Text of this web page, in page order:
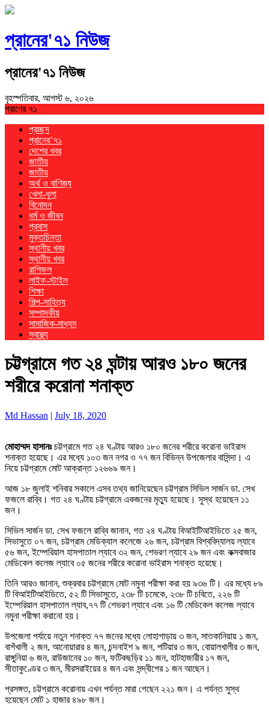
প্রানের'৭১ নিউজ
প্রানের'৭১ নিউজ
বৃহস্পতিবার, আগস্ট ৬, ২০২৬
প্রাণের ৭১
প্রচ্ছদ
প্রানের’৭১
দেশের খবর
জাতীয়
জাতীয়
অর্থ ও বাণিজ্য
খেলা-ধুলা
বিনোদন
ধর্ম ও জীবন
প্রবাস
মুক্তচিন্তা
স্থানীয় খবর
স্থানীয় খবর
রাশিফল
লাইফ-স্টাইল
শিক্ষা
শিল্প-সাহিত্য
সম্পাদকীয়
সামাজিক-মাধ্যম
স্বাস্থ্য
চট্টগ্রামে গত ২৪ ঘন্টায় আরও ১৮০ জনের
শরীরে করোনা শনাক্ত
Md Hassan | July 18, 2020
মোহাম্মদ হাসানঃচট্টগ্রামে গত ২৪ ঘণ্টায় আরও ১৮০ জনের শরীরে করোনা ভাইরাস
শনাক্ত হয়েছে। এর মধ্যে ১০৩ জন নগর ও ৭৭ জন বিভিন্ন উপজেলার বাসিন্দা। এ
নিয়ে চট্টগ্রামে মোট আক্রান্ত ১২৬৬৯ জন।
আজ ১৮ জুলাই শনিবার সকালে এসব তথ্য জানিয়েছেন চট্টগ্রাম সিভিল সার্জন ডা. সেখ
ফজলে রাব্বি। গত ২৪ ঘণ্টায় চট্টগ্রামে একজনের মৃত্যু হয়েছে। সুস্থ হয়েছেন ১১
জন।
সিভিল সার্জন ডা. সেখ ফজলে রাব্বি জানান, গত ২৪ ঘণ্টায় বিআইটিআইডিতে ২৫ জন,
সিভাসুতে ০৭ জন, চট্টগ্রাম মেডিক্যাল কলেজে ২৬ জন, চট্টগ্রাম বিশ্ববিদ্যালয় ল্যাবে
৫৬ জন, ইম্পেরিয়াল হাসপাতাল ল্যাবে ৩২ জন, শেভরণ ল্যাবে ২৯ জন এবং কক্সবাজার
মেডিকেল কলেজ ল্যাবে ০৫ জনের শরীরে করোনা ভাইরাস শনাক্ত হয়েছে।
তিনি আরও জানান, শুক্রবার চট্টগ্রামে মোট নমুনা পরীক্ষা করা হয় ৯৩৬ টি। এর মধ্যে ৮৯
টি বিআইটিআইডিতে, ৫২ টি সিভাসুতে, ২৩৮ টি চমেকে, ২৩৮ টি চবিতে, ২২৬ টি
ইম্পেরিয়াল হাসপাতাল ল্যাব,৭৭ টি শেভরণ ল্যাবে এবং ১৬ টি মেডিকেল কলেজ ল্যাবে
নমুনা পরীক্ষা করানো হয়।
উপজেলা পর্যায়ে নতুন শনাক্ত ৭৭ জনের মধ্যে লোহাগাড়ায় ৩ জন, সাতকানিয়ায় ১ জন,
বাশঁখালী ২ জন, আনোয়ারার ৪ জন, চন্দনাইশ ৯ জন, পটিয়ার ৩ জন, বোয়ালখালীর ৩ জন,
রাঙ্গুনিয়া ৬ জন, রাউজানের ১০ জন, ফটিকছড়ির ১১ জন, হাটহাজারীর ১৭ জন,
সীতাকুণ্ডের ৩ জন, মীরসরাইয়ের ৪ জন এবং সন্দ্বীপের ১ জন আছেন।
প্রসঙ্গত, চট্টগ্রামে করোনায় এখন পর্যন্ত মারা গেছেন ২২১ জন। এ পর্যন্ত সুস্থ
হয়েছেন মোট ১ হাজার ৪৯৮ জন।